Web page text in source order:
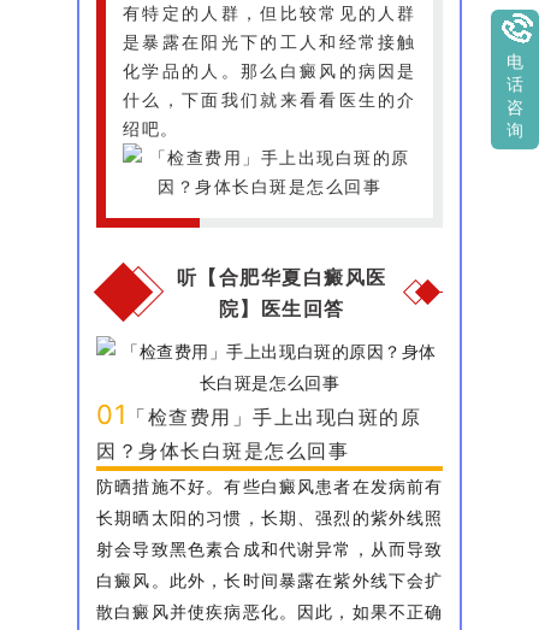
有特定的人群，但比较常见的人群
是暴露在阳光下的工人和经常接触
化学品的人。那么白癜风的病因是
什么，下面我们就来看看医生的介
绍吧。
听【合肥华夏白癜风医
院】医生回答
01 「检查费用」手上出现白斑的原
因？身体长白斑是怎么回事
防晒措施不好。有些白癜风患者在发病前有
长期晒太阳的习惯，长期、强烈的紫外线照
射会导致黑色素合成和代谢异常，从而导致
白癜风。此外，长时间暴露在紫外线下会扩
散白癜风并使疾病恶化。因此，如果不正确
电
话
咨
询